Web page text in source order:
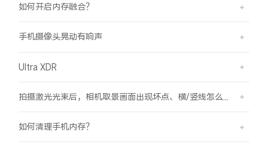
如何开启内存融合？
手机摄像头晃动有响声
Ultra XDR
如何清理手机内存？